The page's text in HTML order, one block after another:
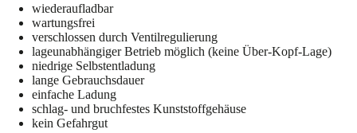
wiederaufladbar
wartungsfrei
verschlossen durch Ventilregulierung
lageunabhängiger Betrieb möglich (keine Über-Kopf-Lage)
niedrige Selbstentladung
lange Gebrauchsdauer
einfache Ladung
schlag- und bruchfestes Kunststoffgehäuse
kein Gefahrgut